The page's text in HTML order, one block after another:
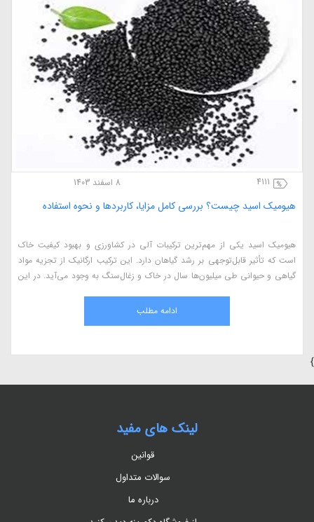
4111 8 اسفند 1403
هیومیک اسید چیست؟ بررسی کامل مزایا، کاربردها و نحوه استفاده
هیومیک اسید یکی از مهم‌ترین ترکیبات آلی در کشاورزی و بهبود کیفیت خاک
است که تأثیر قابل‌توجهی بر رشد گیاهان دارد. این ترکیب ارگانیک از تجزیه مواد
گیاهی و حیوانی طی میلیون‌ها سال در خاک و زغال‌سنگ به وجود می‌آید. در این
طبیعی و اثرات آن بر گیاهان می‌پردازیم.ادامه مطلب
}
لینک های مفید
قوانین
سوالات متداول
درباره ما